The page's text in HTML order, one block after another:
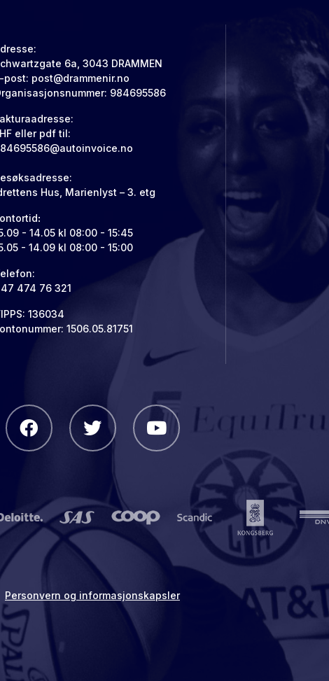
6a, 3043 DRAMMEN
post: post@drammenir.no
984695586
eller pdf til:
Hus, Marienlyst – 3. etg
:
- 14.05 kl 08:00 - 15:45
- 14.09 kl 08:00 - 15:00
474 76 321
136034
1506.05.81751
Personvern og informasjonskapsler